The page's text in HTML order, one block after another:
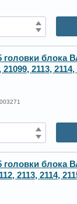
блока
21099, 2113,
головки блока
2113, 2114,